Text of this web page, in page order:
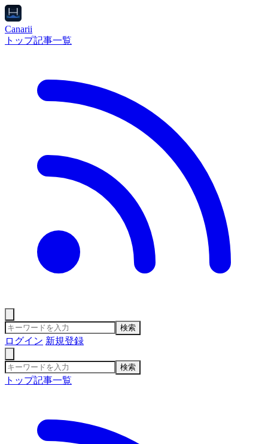
Canarii
トップ記事一覧
検索
ログイン 新規登録
検索
トップ記事一覧